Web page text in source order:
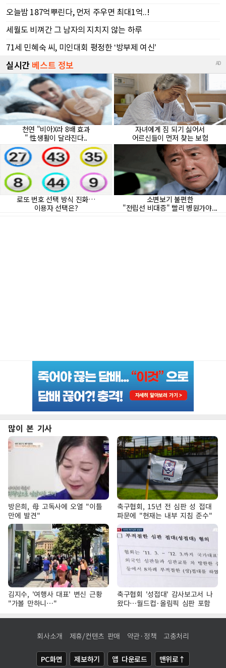
많이 본 기사
방은희, 母 고독사에 오열 "이틀
만에 발견"
축구협회, 15년 전 심판 성 접대
파문에 "현재는 내부 지침 준수"
김지수, '여행사 대표' 변신 근황
"가볼 만하니…"
축구협회 '성접대' 감사보고서 나
왔다…월드컵·올림픽 심판 포함
회사소개 제휴/컨텐츠 판매 약관·정책 고충처리
PC화면 제보하기 앱 다운로드 맨위로↑